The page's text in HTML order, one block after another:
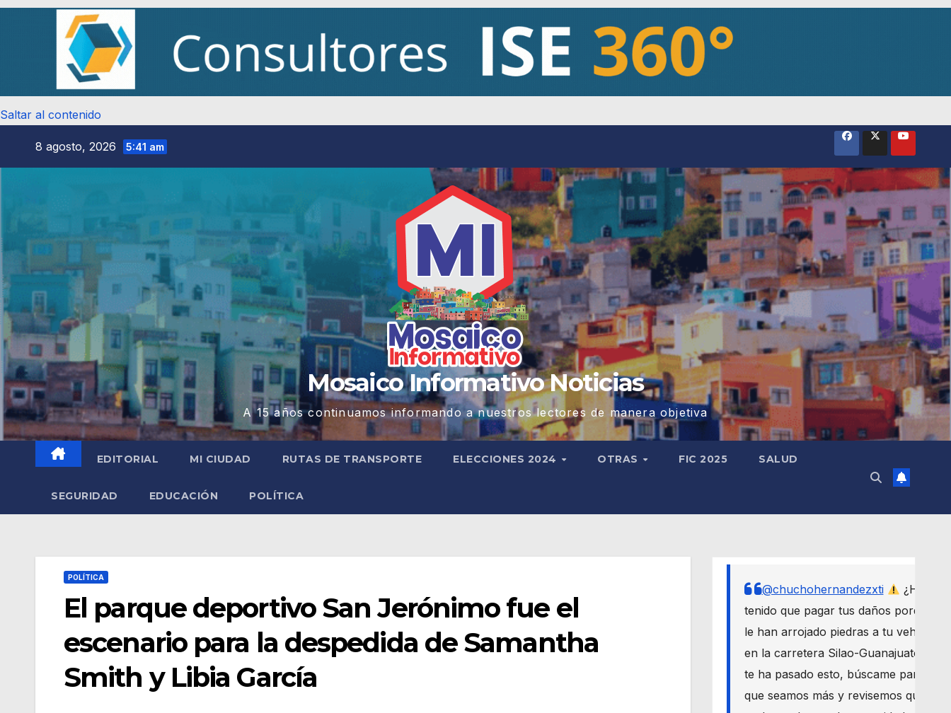
Saltar al contenido
8 agosto, 2026 5:41 am
Mosaico Informativo Noticias
A 15 años continuamos informando a nuestros lectores de manera objetiva
EDITORIAL MI CIUDAD RUTAS DE TRANSPORTE ELECCIONES 2024 OTRAS FIC 2025 SALUD
SEGURIDAD EDUCACIÓN POLÍTICA
POLÍTICA
El parque deportivo San Jerónimo fue el
escenario para la despedida de Samantha
Smith y Libia García
@chuchohernandezxti
¿Has
tenido que pagar tus daños porque
le han arrojado piedras a tu vehículo
en la carretera Silao-Guanajuato? Si
te ha pasado esto, búscame para
que seamos más y revisemos qué